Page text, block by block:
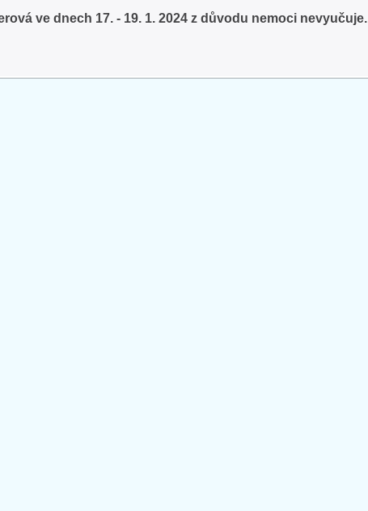
ve dnech 17. - 19. 1. 2024 z důvodu nemoci nevyučuje.